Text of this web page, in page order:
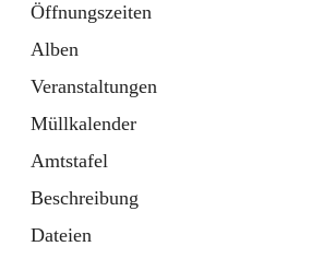
Öffnungszeiten
Alben
Veranstaltungen
Müllkalender
Amtstafel
Beschreibung
Dateien
Tab
Kindergarten
öffnet
in
neuem
Tab